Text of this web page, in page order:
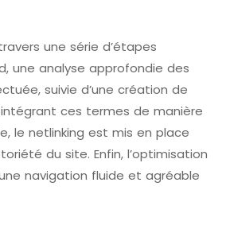
une série d’étapes
une analyse approfondie des
suivie d’une création de
ces termes de manière
le netlinking est mis en place
du site. Enfin, l’optimisation
navigation fluide et agréable